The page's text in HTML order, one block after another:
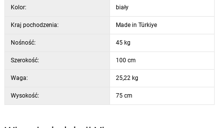
Kolor: biały
Kolor: biały
Kraj pochodzenia: Made in Türkiye
Nośność: 45 kg
Szerokość: 100 cm
Waga: 25,22 kg
Wysokość: 75 cm